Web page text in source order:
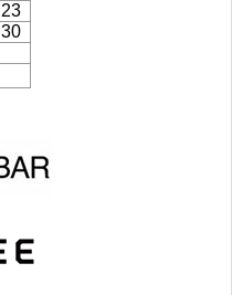
23
30